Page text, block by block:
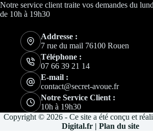
Notre service client traite vos demandes du
de 10h à 19h30
Addresse :
7 rue du mail 76100 Rouen
Téléphone :
07 66 39 21 14
E-mail :
contact@secret-avoue.fr
Notre Service Client :
10h à 19h30
Copyright © 2026 - Ce site a été conçu et
Digital.fr |Plan du site